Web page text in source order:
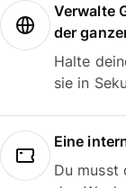
Verwalte
der
Halte
sie in
Eine
Du musst